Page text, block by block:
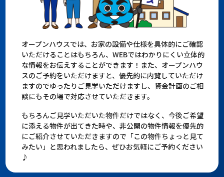
オープンハウスでは、お家の設備や仕様を具体的にご確認
いただけることはもちろん、WEBではわかりにくい立体的
な情報をお伝えすることができます！また、オープンハウ
スのご予約をいただけますと、優先的に内覧していただけ
ますのでゆったりご見学いただけますし、資金計画のご相
談にもその場で対応させていただきます。
もちろんご見学いただいた物件だけではなく、今後ご希望
に添える物件が出てきた時や、非公開の物件情報を優先的
にご紹介させていただきますので「この物件ちょっと見て
みたい」と思われましたら、ぜひお気軽にご予約ください
♪